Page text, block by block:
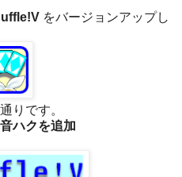
をバージョンアップし
りです。
ハクを追加